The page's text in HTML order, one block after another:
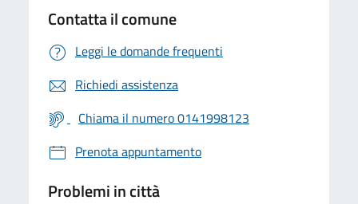
Contatta il comune
Leggi le domande frequenti
Richiedi assistenza
Chiama il numero 0141998123
Prenota appuntamento
Problemi in città